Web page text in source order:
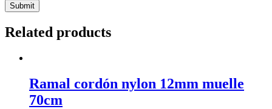
Related products
Ramal cordón nylon 12mm muelle
70cm